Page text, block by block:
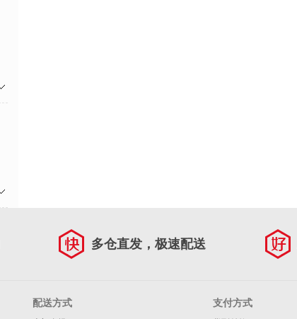
多仓直发，极速配送
配送方式 支付方式